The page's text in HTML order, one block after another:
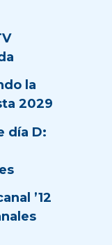
la
2029
día D:
’12